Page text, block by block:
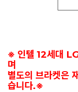
※ 인텔 12세대
며
별도의 브라켓은
습니다.※